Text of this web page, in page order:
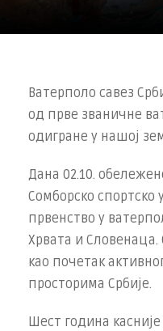
Ватерполо савез
од прве званичне
одигране у нашој
Дана 02.10.
Сомборско
првенство у
Хрвата и Словенаца.
као почетак
просторима Србије.
Шест година